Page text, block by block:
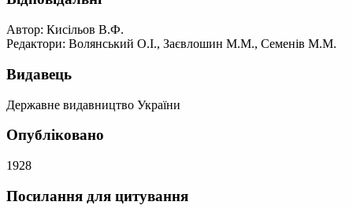
Автор: Кисільов В.Ф.
Редактори: Волянський О.І., Заєвлошин М.М., Семенів М.М.
Видавець
Державне видавництво України
Опубліковано
1928
Посилання для цитування